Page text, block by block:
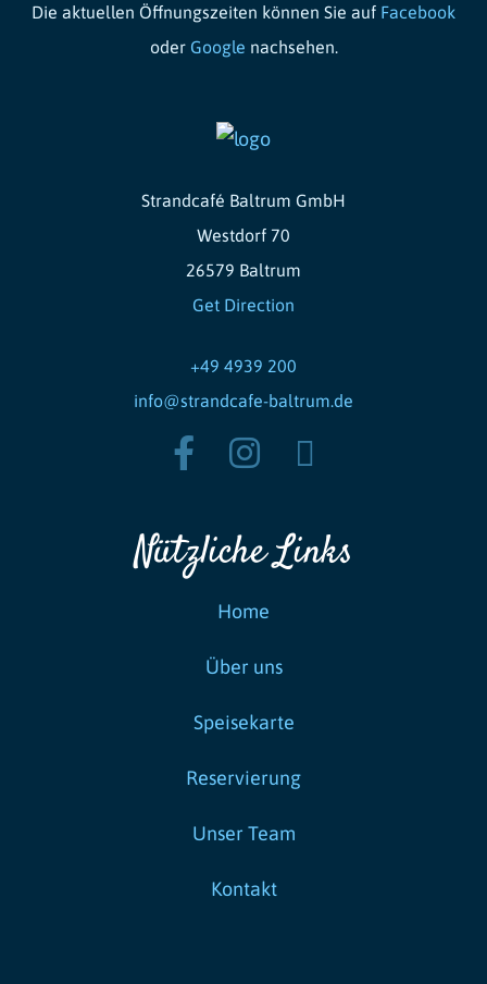
Die aktuellen Öffnungszeiten können Sie auf Facebook
oder Google nachsehen.
Strandcafé Baltrum GmbH
Westdorf 70
26579 Baltrum
Get Direction
+49 4939 200
info@strandcafe-baltrum.de
Nützliche Links
Home
Über uns
Speisekarte
Reservierung
Unser Team
Kontakt